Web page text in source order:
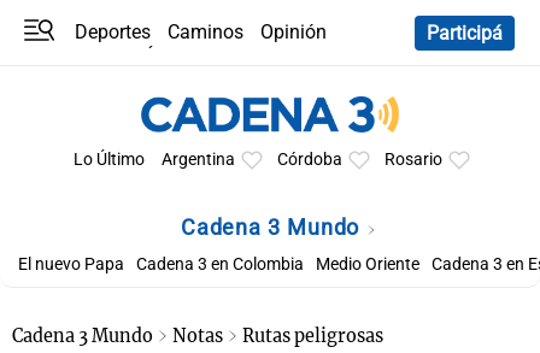
Deportes Caminos
Opinión
Participá
Lo Último Argentina Córdoba Rosario
Cadena 3 Mundo
El nuevo Papa Cadena 3 en Colombia Medio Oriente Cadena 3 en
Cadena 3 Mundo Notas Rutas peligrosas